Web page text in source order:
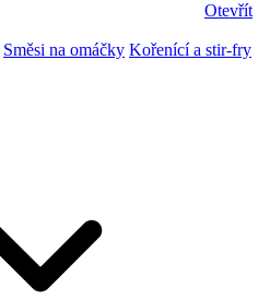
Otevřít
Směsi na omáčky Kořenící a stir-fry